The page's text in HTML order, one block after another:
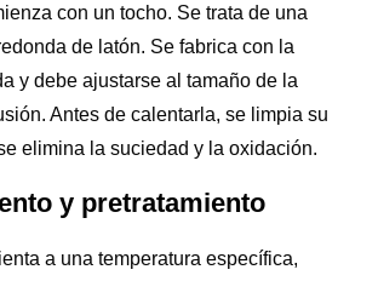
con un tocho. Se trata de una
de latón. Se fabrica con la
y debe ajustarse al tamaño de la
Antes de calentarla, se limpia su
elimina la suciedad y la oxidación.
y pretratamiento
a una temperatura específica,